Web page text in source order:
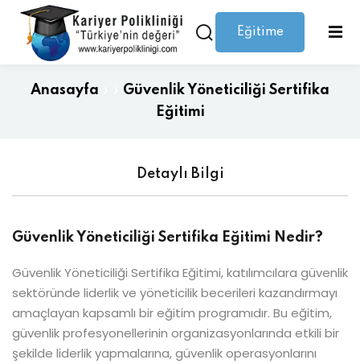
Eğitime
Anasayfa
Güvenlik Yöneticiliği Sertifika
Eğitimi
Detaylı Bilgi
Güvenlik Yöneticiliği Sertifika Eğitimi Nedir?
Güvenlik Yöneticiliği Sertifika Eğitimi, katılımcılara güvenlik
sektöründe liderlik ve yöneticilik becerileri kazandırmayı
amaçlayan kapsamlı bir eğitim programıdır. Bu eğitim,
güvenlik profesyonellerinin organizasyonlarında etkili bir
şekilde liderlik yapmalarına, güvenlik operasyonlarını
Giriş yap Kaydolmak
Giriş yap
Hesabınız yok mu?Kaydolmak
Beni hatırla Şifrenizi mi kaybettiniz?